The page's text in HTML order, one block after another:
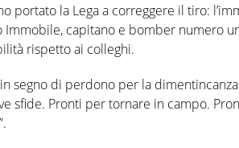
portato la Lega a correggere il tiro:
capitano e bomber numero
rispetto ai colleghi.
segno di perdono per la
sfide. Pronti per tornare in campo.